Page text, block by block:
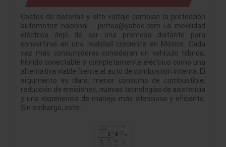
Costos de baterías y alto voltaje cambian la protección
automotriz nacional jbritoa@yahoo.com La movilidad
eléctrica dejó de ser una promesa distante para
convertirse en una realidad creciente en México. Cada
vez más consumidores consideran un vehículo híbrido,
híbrido conectable o completamente eléctrico como una
alternativa viable frente al auto de combustión interna. El
argumento es claro: menor consumo de combustible,
reducción de emisiones, nuevas tecnologías de asistencia
y una experiencia de manejo más silenciosa y eficiente.
Sin embargo, este…